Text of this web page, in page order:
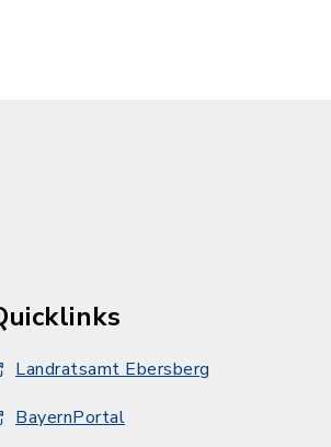
Landratsamt Ebersberg
BayernPortal